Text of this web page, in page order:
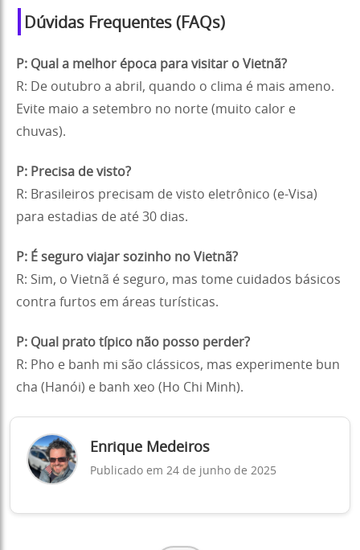
Dúvidas Frequentes (FAQs)
P: Qual a melhor época para visitar o Vietnã?
R: De outubro a abril, quando o clima é mais ameno.
Evite maio a setembro no norte (muito calor e
chuvas).
P: Precisa de visto?
R: Brasileiros precisam de visto eletrônico (e-Visa)
para estadias de até 30 dias.
P: É seguro viajar sozinho no Vietnã?
R: Sim, o Vietnã é seguro, mas tome cuidados básicos
contra furtos em áreas turísticas.
P: Qual prato típico não posso perder?
R: Pho e banh mi são clássicos, mas experimente bun
cha (Hanói) e banh xeo (Ho Chi Minh).
Enrique Medeiros
Publicado em 24 de junho de 2025